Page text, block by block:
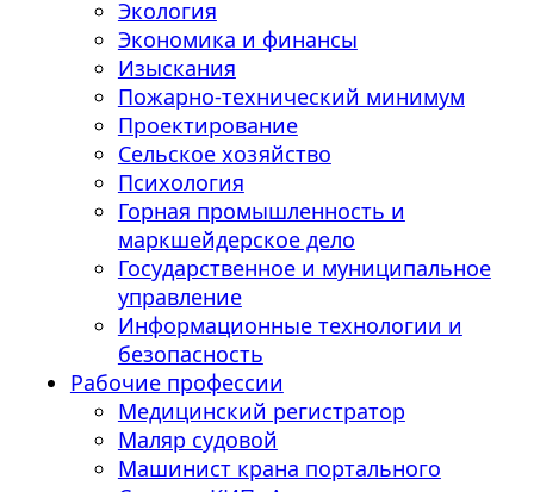
Экология
Экономика и финансы
Изыскания
Пожарно-технический минимум
Проектирование
Сельское хозяйство
Психология
Горная промышленность и
маркшейдерское дело
Государственное и муниципальное
управление
Информационные технологии и
безопасность
Рабочие профессии
Медицинский регистратор
Маляр судовой
Машинист крана портального